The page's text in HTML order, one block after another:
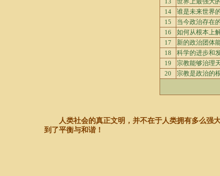
14
谁是未来世界
15
当今政治存在
16
如何从根本上
17
新的政治团体
18
科学的进步和
19
宗教能够治理
20
宗教是政治的
人类社会的真正文明，并不在于人类拥有多么强
到了平衡与和谐！